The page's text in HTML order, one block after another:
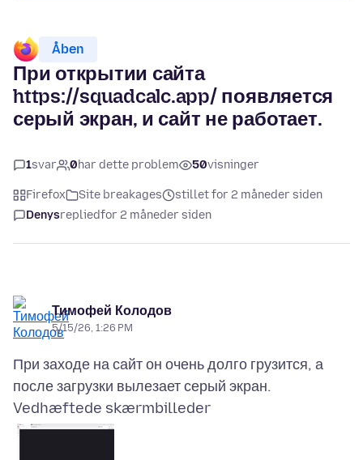
Åben
При открытии сайта
https://squadcalc.app/ появляется
серый экран, и сайт не работает.
1svar 0har dette problem 50visninger
Firefox Site breakages
stillet for 2 måneder siden
Denysrepliedfor 2 måneder siden
Тимофей Колодов
5/15/26, 1:26 PM
При заходе на сайт он очень долго грузится, а
Vedhæftede skærmbilleder